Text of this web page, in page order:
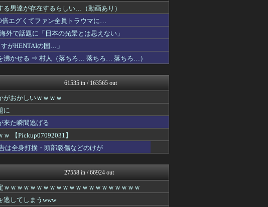
2...
NO FOOTY NO L...
不思議.net - 5ch...
ちゃ...
海外トークログ
我々...
筋肉速報
VIPPER速報
逮捕
気団談
かっ...
原神速報 | GENSHI...
ｗｗｗ
アルファルファモザイク＠ネ...
ゆめ痛 -自動車まとめブロ...
プラ...
が家...
みんな知ってた？【海外の反...
トは花...
ちゃ...
日本第一！ニュース録
よな
乃木坂46まとめ 乃木りん...
...
広島東洋カープまとめブログ...
発！...
なんじぇいスタジアム＠なん...
まく...
わんこーる速報！
バズッター速報
℃-ute派なんday
はーとログ
る男達が存在するらしい…（動画あり）
倍エグくてファン全員トラウマに…
外で話題に「日本の光景とは思えない」
がHENTAIの国…」
沸かせる ⇒ 村人（落ちろ… 落ちろ… 落ちろ…）
61535 in / 163565 out
がおかしいｗｗｗｗ
に
来た瞬間逃げる
【Pickup07092031】
は全身打撲・頭部裂傷などのけが
27558 in / 66924 out
ｗｗｗｗｗｗｗｗｗｗｗｗｗｗｗｗｗｗｗｗｗ
逃してしまうwww